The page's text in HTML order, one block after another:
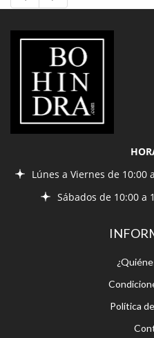
LIBRERÍA
BOHINDRA
Lúnes a Viernes de
Sábados de 10:00 a
Política